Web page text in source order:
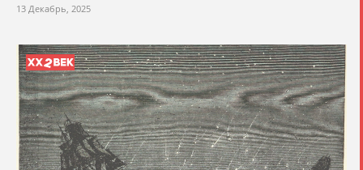
13 Декабрь, 2025